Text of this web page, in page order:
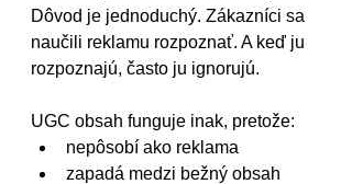
Dôvod je jednoduchý. Zákazníci sa
naučili reklamu rozpoznať. A keď ju
rozpoznajú, často ju ignorujú.
UGC obsah funguje inak, pretože:
nepôsobí ako reklama
zapadá medzi bežný obsah